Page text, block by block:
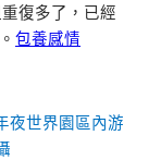
復多了，已經
包養感情
夜世界園區內游